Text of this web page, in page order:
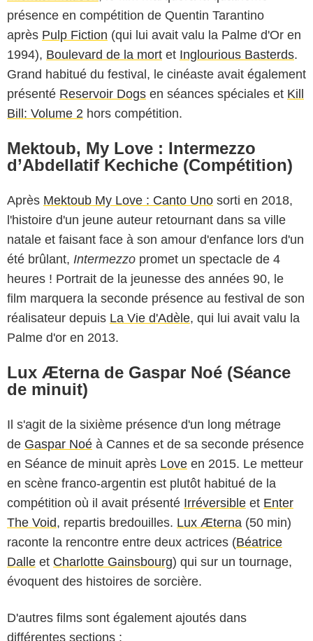
présence en compétition de Quentin Tarantino
après Pulp Fiction (qui lui avait valu la Palme d'Or en
1994), Boulevard de la mort et Inglourious Basterds.
Grand habitué du festival, le cinéaste avait également
présenté Reservoir Dogs en séances spéciales et Kill
Bill: Volume 2 hors compétition.
Mektoub, My Love : Intermezzo
d’Abdellatif Kechiche (Compétition)
Après Mektoub My Love : Canto Uno sorti en 2018,
l'histoire d'un jeune auteur retournant dans sa ville
natale et faisant face à son amour d'enfance lors d'un
été brûlant, Intermezzo promet un spectacle de 4
heures ! Portrait de la jeunesse des années 90, le
film marquera la seconde présence au festival de son
réalisateur depuis La Vie d'Adèle, qui lui avait valu la
Palme d'or en 2013.
Lux Æterna de Gaspar Noé (Séance
de minuit)
Il s'agit de la sixième présence d'un long métrage
de Gaspar Noé à Cannes et de sa seconde présence
en Séance de minuit après Love en 2015. Le metteur
en scène franco-argentin est plutôt habitué de la
compétition où il avait présenté Irréversible et Enter
The Void, repartis bredouilles. Lux Æterna (50 min)
raconte la rencontre entre deux actrices (Béatrice
Dalle et Charlotte Gainsbourg) qui sur un tournage,
évoquent des histoires de sorcière.
D'autres films sont également ajoutés dans
différentes sections :